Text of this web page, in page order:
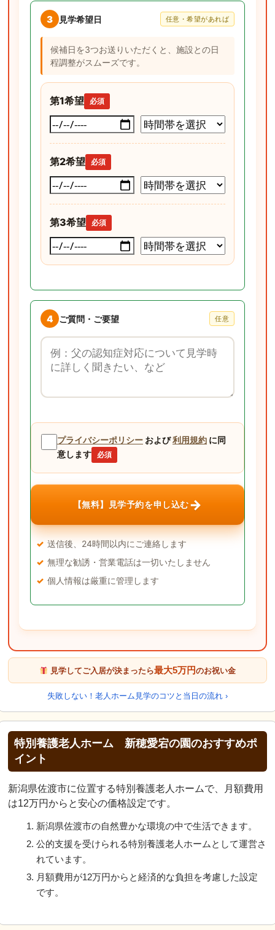
3 見学希望日 任意・希望があれば
候補日を3つお送りいただくと、施設との日
程調整がスムーズです。
第1希望 必須
第2希望 必須
第3希望 必須
4 ご質問・ご要望 任意
ご質問・ご要望
プライバシーポリシー および利用規約 に同
意します
必須
【無料】見学予約を申し込む→
送信後、24時間以内にご連絡します
無理な勧誘・営業電話は一切いたしません
個人情報は厳重に管理します
見学してご入居が決まったら最大5万円のお祝い金
失敗しない！老人ホーム見学のコツと当日の流れ ›
特別養護老人ホーム 新穂愛宕の園のおすすめポ
イント
新潟県佐渡市に位置する特別養護老人ホームで、月額費用
は12万円からと安心の価格設定です。
新潟県佐渡市の自然豊かな環境の中で生活できます。
公的支援を受けられる特別養護老人ホームとして運営さ
れています。
月額費用が12万円からと経済的な負担を考慮した設定
です。